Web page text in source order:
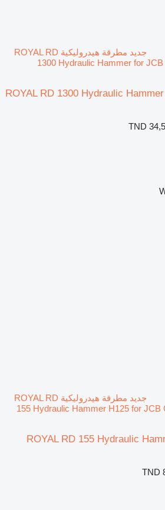
جديد مطرقة هيدروليكية ROYAL RD
1300 Hydraulic Hammer for
ROYAL RD 1300 Hydraulic
TND
جديد مطرقة هيدروليكية ROYAL RD
155 Hydraulic Hammer H125 for JCB
ROYAL RD 155 Hydraulic
TND